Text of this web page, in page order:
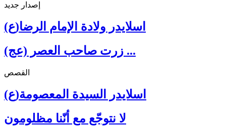
إصدار جديد
اسلايدر ولادة الإمام الرضا(ع)
زرت صاحب العصر (عج) ...
القصص
اسلايدر السيدة المعصومة(ع)
لا نتوجّع مع أنّنا مظلومون